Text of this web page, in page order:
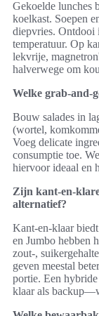
Gekoelde lunches
koelkast. Soepen
diepvries. Ontdooi
temperatuur. Op
lekvrije,
halverwege om
Welke grab-and-
Bouw salades in
(wortel,
Voeg delicate
consumptie toe.
hiervoor ideaal en
Zijn kant-en-
alternatief?
Kant-en-klaar
en Jumbo hebben
zout-,
geven meestal
portie. Een
klaar als